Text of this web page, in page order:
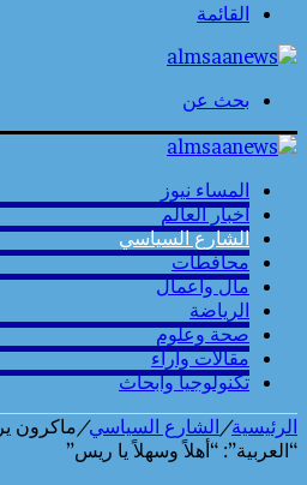
القائمة
بحث عن
المساء نيوز
أخبار العالم
الشارع السياسي
محافطات
مال واعمال
الرياضة
صحة وعلوم
مقالات وارآء
تكنولوجيا وابحاث
الرئيسية/الشارع السياسي/ماكرون
“العربية”: “أهلاً وسهلاً يا ريس”